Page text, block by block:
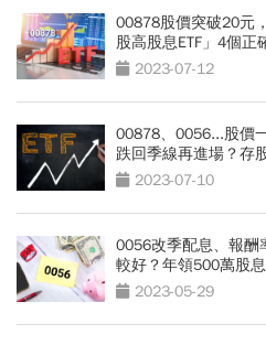
00878股價突破20元
股高股息ETF」4個
2023-07-12
00878、0056...股價
跌回季線再進場？存
2023-07-10
0056改季配息、報酬
較好？年領500萬股
2023-05-29